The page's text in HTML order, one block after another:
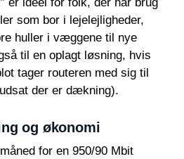
som bor i lejelejligheder,
huller i væggene til nye
til en oplagt løsning, hvis
tager routeren med sig til
der er dækning).
og økonomi
for en 950/90 Mbit